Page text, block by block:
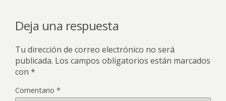
Deja una respuesta
Tu dirección de correo electrónico no será
publicada. Los campos obligatorios están marcados
con *
Comentario *